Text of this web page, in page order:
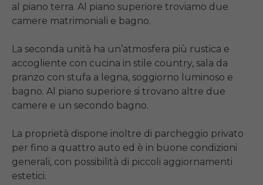
al piano terra. Al piano superiore troviamo due
camere matrimoniali e bagno.
La seconda unità ha un’atmosfera più rustica e
accogliente con cucina in stile country, sala da
pranzo con stufa a legna, soggiorno luminoso e
bagno. Al piano superiore si trovano altre due
camere e un secondo bagno.
La proprietà dispone inoltre di parcheggio privato
per fino a quattro auto ed è in buone condizioni
generali, con possibilità di piccoli aggiornamenti
estetici.